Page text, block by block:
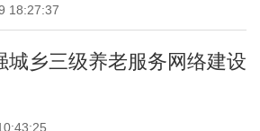
18:27:37
城乡三级养老服务网络建设